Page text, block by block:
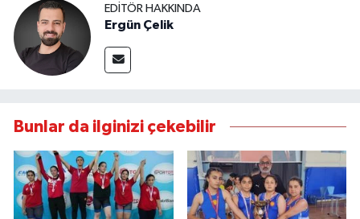
EDITÖR HAKKINDA
Ergün Çelik
Bunlar da ilginizi çekebilir